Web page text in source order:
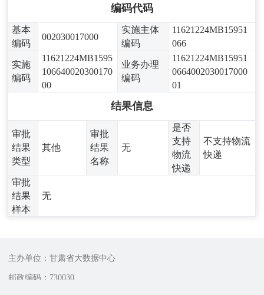
编码代码
基本
编码
002030017000
实施主体
编码
11621224MB15951
066
实施
编码
11621224MB1595
106640020300170
00
业务办理
编码
11621224MB15951
0664002030017000
01
结果信息
审批
结果
类型
其他
审批
结果
名称
无
是否
支持
物流
快递
不支持物流
快递
审批
结果
样本
无
主办单位：甘肃省大数据中心
邮政编码：730030